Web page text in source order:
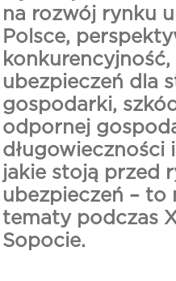
na rozwój rynku
Polsce,
konkurencyjność,
ubezpieczeń dla
gospodarki,
odpornej
długowieczności
jakie stoją przed
ubezpieczeń – to
tematy podczas
Sopocie.